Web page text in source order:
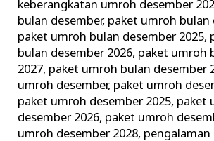
keberangkatan umroh desember
bulan desember, paket umroh bulan
paket umroh bulan desember 2025,
bulan desember 2026, paket umroh
2027, paket umroh bulan desember
umroh desember, paket umroh
paket umroh desember 2025, paket
desember 2026, paket umroh
umroh desember 2028,